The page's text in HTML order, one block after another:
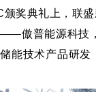
奖典礼上，联
傲普能源科技
能技术产品研发